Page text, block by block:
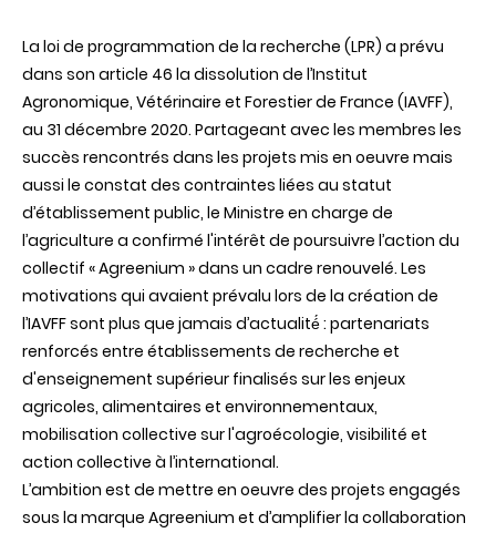
l’Alliance
une
nouvelle
organisation
pour
une
ambition
collective
renouvelée
La loi de programmation de la recherche (LPR) a prévu
dans son article 46 la dissolution de l’Institut
Agronomique, Vétérinaire et Forestier de France (IAVFF),
au 31 décembre 2020. Partageant avec les membres les
succès rencontrés dans les projets mis en oeuvre mais
aussi le constat des contraintes liées au statut
d’établissement public, le Ministre en charge de
l’agriculture a confirmé l'intérêt de poursuivre l’action du
collectif « Agreenium » dans un cadre renouvelé. Les
motivations qui avaient prévalu lors de la création de
l’IAVFF sont plus que jamais d’actualité́ : partenariats
renforcés entre établissements de recherche et
d'enseignement supérieur finalisés sur les enjeux
agricoles, alimentaires et environnementaux,
mobilisation collective sur l'agroécologie, visibilité et
action collective à l’international.
L’ambition est de mettre en oeuvre des projets engagés
sous la marque Agreenium et d’amplifier la collaboration